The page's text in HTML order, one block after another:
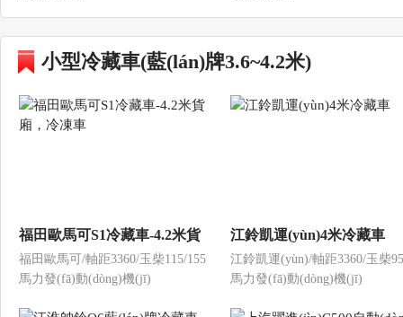
小型冷藏車(藍(lán)牌3.6~4.2米)
福田歐馬可S1冷藏車-4.2米貨
廂，冷凍車
福田歐馬可/軸距3360/玉柴115/155
馬力發(fā)動(dòng)機(jī)
江鈴凱運(yùn)4米冷藏車
江鈴凱運(yùn)/軸距3360/玉柴
馬力發(fā)動(dòng)機(jī)